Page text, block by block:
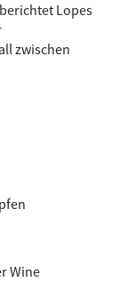
Lopes
zwischen
Wine